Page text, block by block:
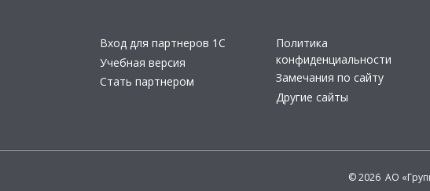
Вход для партнеров 1С
Учебная версия
Стать партнером
Политика
конфиденциальности
Замечания по сайту
Другие сайты
© 2026 АО